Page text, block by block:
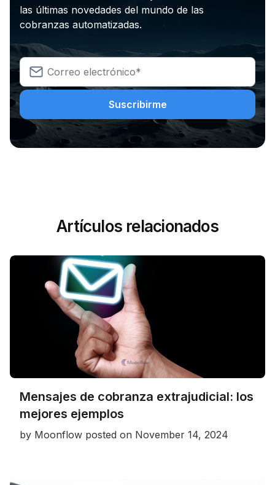
las últimas novedades del mundo de las
cobranzas automatizadas.
Artículos relacionados
Mensajes de cobranza extrajudicial: los
mejores ejemplos
by Moonflow posted on November 14, 2024